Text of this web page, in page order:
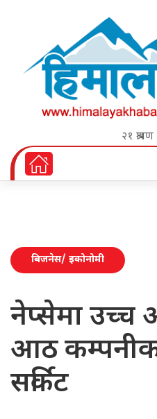
२१
बिजनेस/ इकोनोमी
नेप्सेमा उच्च
आठ
सर्किट